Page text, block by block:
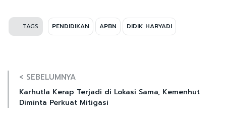
TAGS PENDIDIKAN APBN DIDIK HARYADI
< SEBELUMNYA
Karhutla Kerap Terjadi di Lokasi Sama, Kemenhut
Diminta Perkuat Mitigasi